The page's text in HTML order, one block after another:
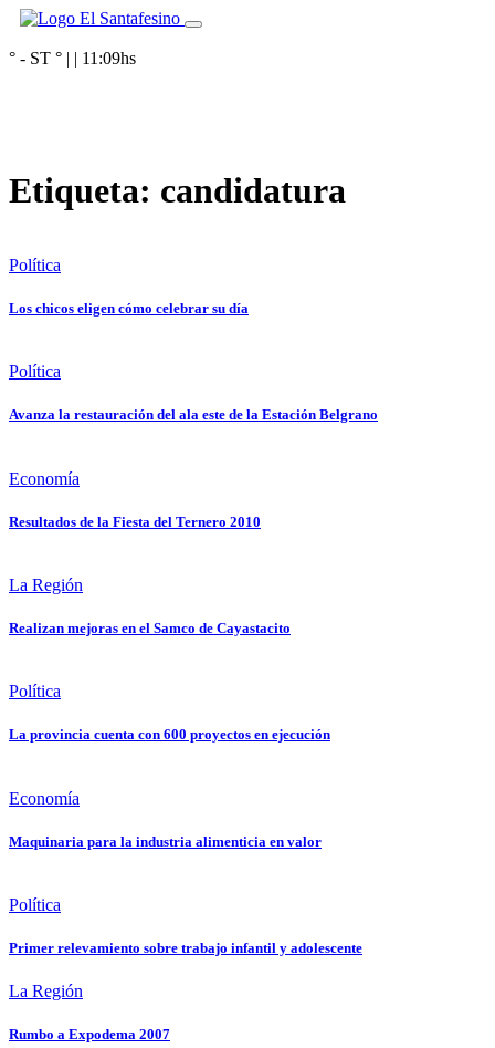
° - ST ° | | 11:09hs
Etiqueta: candidatura
Política
Los chicos eligen cómo celebrar su día
Política
Avanza la restauración del ala este de la Estación Belgrano
Economía
Resultados de la Fiesta del Ternero 2010
La Región
Realizan mejoras en el Samco de Cayastacito
Política
La provincia cuenta con 600 proyectos en ejecución
Economía
Maquinaria para la industria alimenticia en valor
Política
Primer relevamiento sobre trabajo infantil y adolescente
La Región
Rumbo a Expodema 2007